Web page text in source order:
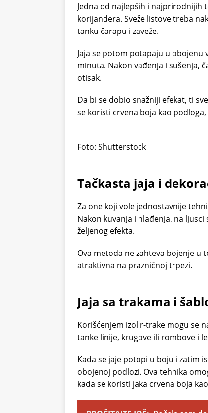
Jedna od najlepših i najprirodnijih
korijandera. Sveže listove treba
tanku čarapu i zaveže.
Jaja se potom potapaju u obojenu
minuta. Nakon vađenja i sušenja,
otisak.
Da bi se dobio snažniji efekat, ti
se koristi crvena boja kao
Foto: Shutterstock
Tačkasta jaja i
Za one koji vole jednostavnije
Nakon kuvanja i hlađenja, na
željenog efekta.
Ova metoda ne zahteva bojenje u
atraktivna na prazničnoj trpezi.
Jaja sa trakama i
Korišćenjem izolir-trake mogu se
tanke linije, krugove ili rombove i
Kada se jaje potopi u boju i zatim
obojenoj podlozi. Ova tehnika
kada se koristi jaka crvena boja